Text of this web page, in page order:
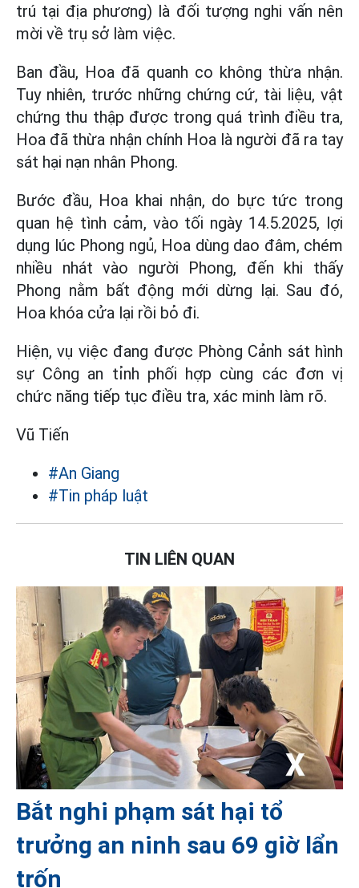
trú tại địa phương) là đối tượng nghi vấn nên
mời về trụ sở làm việc.
Ban đầu, Hoa đã quanh co không thừa nhận.
Tuy nhiên, trước những chứng cứ, tài liệu, vật
chứng thu thập được trong quá trình điều tra,
Hoa đã thừa nhận chính Hoa là người đã ra tay
sát hại nạn nhân Phong.
Bước đầu, Hoa khai nhận, do bực tức trong
quan hệ tình cảm, vào tối ngày 14.5.2025, lợi
dụng lúc Phong ngủ, Hoa dùng dao đâm, chém
nhiều nhát vào người Phong, đến khi thấy
Phong nằm bất động mới dừng lại. Sau đó,
Hoa khóa cửa lại rồi bỏ đi.
Hiện, vụ việc đang được Phòng Cảnh sát hình
sự Công an tỉnh phối hợp cùng các đơn vị
chức năng tiếp tục điều tra, xác minh làm rõ.
Vũ Tiến
#An Giang
#Tin pháp luật
TIN LIÊN QUAN
Bắt nghi phạm sát hại tổ
trưởng an ninh sau 69 giờ lẩn
trốn